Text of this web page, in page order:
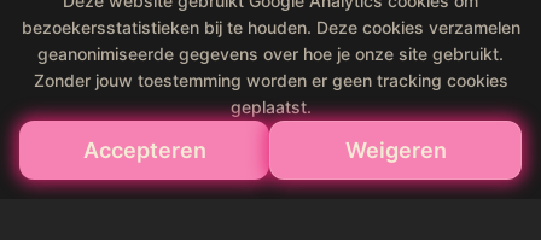
bezoekersstatistieken bij te houden. Deze cookies verzamelen
geanonimiseerde gegevens over hoe je onze site gebruikt.
Zonder jouw toestemming worden er geen tracking cookies
geplaatst.
Accepteren Weigeren